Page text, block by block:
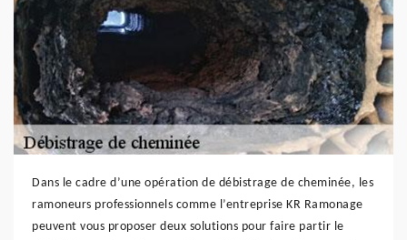
Dans le cadre d’une opération de débistrage de cheminée, les
ramoneurs professionnels comme l’entreprise KR Ramonage
peuvent vous proposer deux solutions pour faire partir le